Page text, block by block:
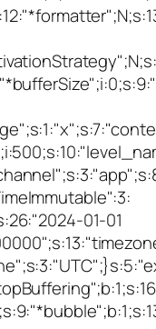
01-01